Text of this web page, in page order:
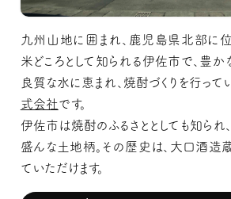
九州山地に囲まれ、鹿児島県北部に
米どころとして知られる伊佐市で、豊か
良質な水に恵まれ、焼酎づくりを行って
式会社です。
伊佐市は焼酎のふるさととしても知られ
盛んな土地柄。その歴史は、大口酒造
ていただけます。